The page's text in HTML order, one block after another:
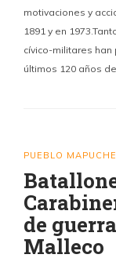
motivaciones y
1891 y en
cívico-militares
últimos 120 años
PUEBLO MAPUCHE
de
Malleco